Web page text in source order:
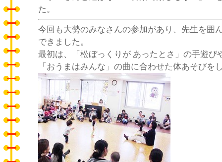
た。
今回も大勢のみなさんの参加があり、先生を囲
できました。
最初は、「松ぼっくりが あったとさ」の手遊び
「おうまはみんな」の曲に合わせた体あそびを